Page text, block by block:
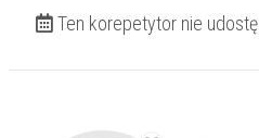
Ten korepetytor nie